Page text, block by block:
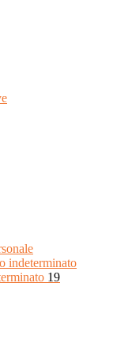
indeterminato
19